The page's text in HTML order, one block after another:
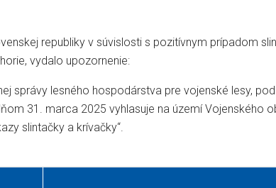
republiky v súvislosti s pozitívnym prípadom
vydalo upozornenie:
správy lesného hospodárstva pre vojenské lesy,
31. marca 2025 vyhlasuje na území Vojenského
slintačky a krívačky“.